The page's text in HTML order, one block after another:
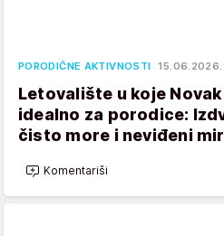
PORODIČNE AKTIVNOSTI 15.06.2026.
Letovalište u koje
idealno za porodice:
čisto more i neviđeni mir
Komentariši